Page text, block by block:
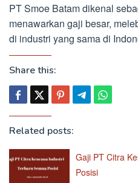
PT Smoe Batam dikenal
menawarkan gaji besar,
di industri yang sama di
Share this:
Related posts:
Gaji PT Citra
Posisi